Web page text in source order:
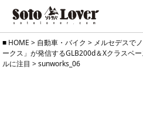
SkipHOME > 自動車・バイク > メルセデスで
ークス」が発信するGLB200d＆Xクラスベ
ルに注目 >sunworks_06